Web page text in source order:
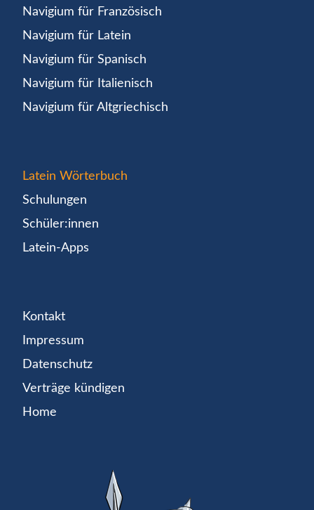
Navigium für Französisch
Navigium für Latein
Navigium für Spanisch
Navigium für Italienisch
Navigium für Altgriechisch
Latein Wörterbuch
Schulungen
Schüler:innen
Latein-Apps
Kontakt
Impressum
Datenschutz
Verträge kündigen
Home